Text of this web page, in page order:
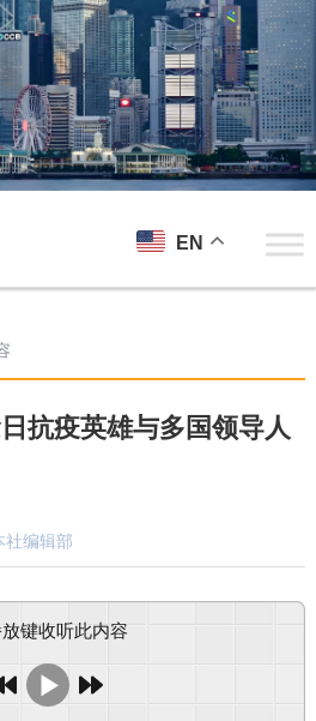
EN
抗疫英雄与多国领导人
编辑部
放键收听此内容